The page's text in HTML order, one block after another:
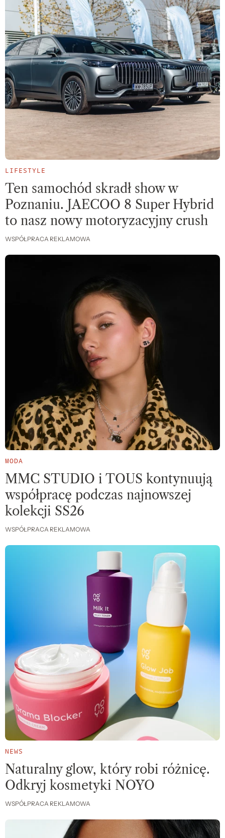
LIFESTYLE
Ten samochód skradł show w
Poznaniu. JAECOO 8 Super Hybrid
to nasz nowy motoryzacyjny crush
WSPÓŁPRACA REKLAMOWA
MODA
MMC STUDIO i TOUS kontynuują
współpracę podczas najnowszej
kolekcji SS26
WSPÓŁPRACA REKLAMOWA
NEWS
Naturalny glow, który robi różnicę.
Odkryj kosmetyki NOYO
WSPÓŁPRACA REKLAMOWA